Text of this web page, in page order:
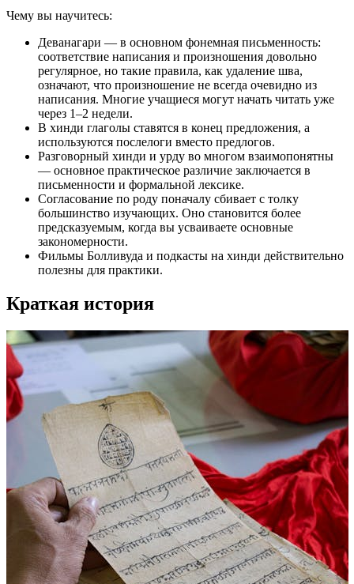
Чему вы научитесь:
Деванагари — в основном фонемная письменность:
соответствие написания и произношения довольно
регулярное, но такие правила, как удаление шва,
означают, что произношение не всегда очевидно из
написания. Многие учащиеся могут начать читать уже
через 1–2 недели.
В хинди глаголы ставятся в конец предложения, а
используются послелоги вместо предлогов.
Разговорный хинди и урду во многом взаимопонятны
— основное практическое различие заключается в
письменности и формальной лексике.
Согласование по роду поначалу сбивает с толку
большинство изучающих. Оно становится более
предсказуемым, когда вы усваиваете основные
закономерности.
Фильмы Болливуда и подкасты на хинди действительно
полезны для практики.
Краткая история